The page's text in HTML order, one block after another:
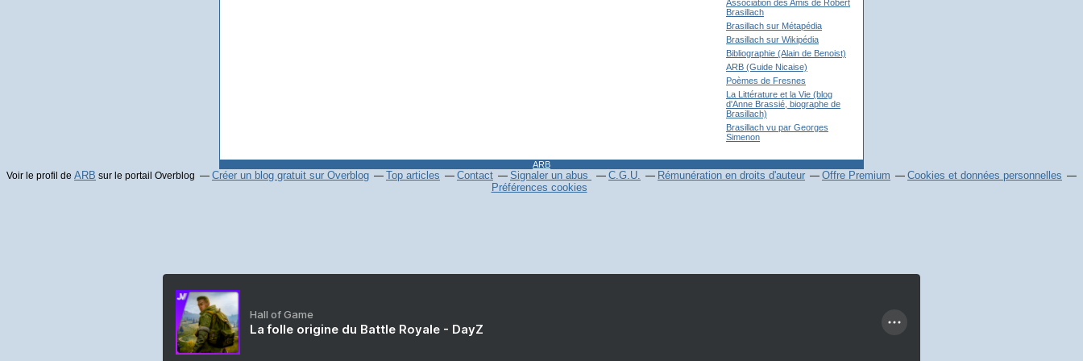
Association des Amis de Robert
Brasillach
Brasillach sur Métapédia
Brasillach sur Wikipédia
Bibliographie (Alain de Benoist)
ARB (Guide Nicaise)
Poèmes de Fresnes
La Littérature et la Vie (blog
d'Anne Brassié, biographe de
Brasillach)
Brasillach vu par Georges
Simenon
ARB
Voir le profil de ARB sur le portail Overblog Créer un blog gratuit sur Overblog Top articles Contact Signaler un abus C.G.U. Rémunération en droits d'auteur Offre Premium
Cookies et données personnelles
Préférences cookies
Hall of Game
La folle origine du Battle Royale - DayZ